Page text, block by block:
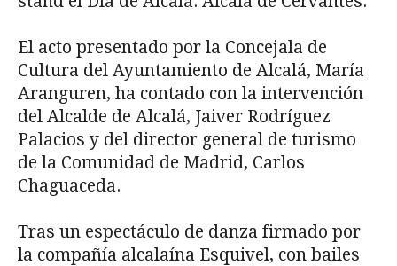
El acto presentado por la Concejala de
Cultura del Ayuntamiento de Alcalá, María
Aranguren, ha contado con la intervención
del Alcalde de Alcalá, Jaiver Rodríguez
Palacios y del director general de turismo
de la Comunidad de Madrid, Carlos
Chaguaceda.
Tras un espectáculo de danza firmado por
la compañía alcalaína Esquivel, con bailes